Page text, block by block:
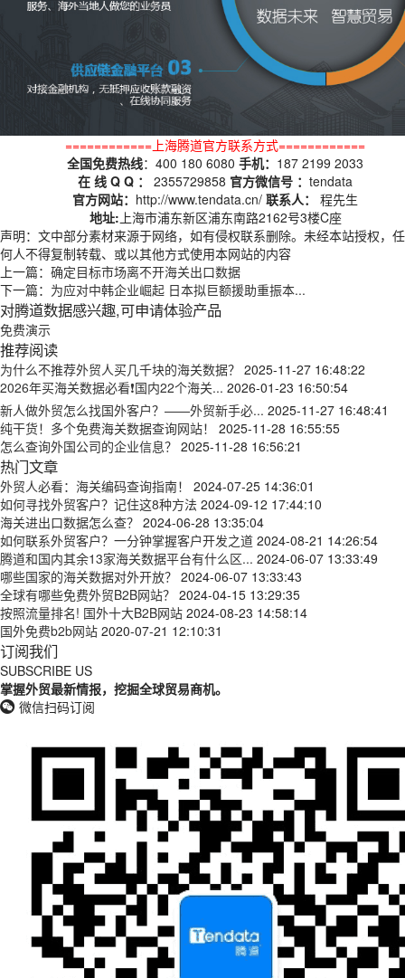
============上海腾道官方联系方式============
全国免费热线：400 180 6080 手机： 187 2199 2033
在 线 Q Q ：
2355729858 官方微信号 ： tendata
官方网站： http://www.tendata.cn/ 联系人：
程先生
地址: 上海市浦东新区浦东南路2162号3楼C座
声明：文中部分素材来源于网络，如有侵权联系删除。未经本站授权，任
何人不得复制转载、或以其他方式使用本网站的内容
上一篇： 确定目标市场离不开海关出口数据
下一篇： 为应对中韩企业崛起 日本拟巨额援助重振本...
对腾道数据感兴趣,可申请体验产品
免费演示
推荐阅读
为什么不推荐外贸人买几千块的海关数据？ 2025-11-27 16:48:22
2026年买海关数据必看❗国内22个海关... 2026-01-23 16:50:54
新人做外贸怎么找国外客户？——外贸新手必... 2025-11-27 16:48:41
纯干货！多个免费海关数据查询网站！
2025-11-28 16:55:55
怎么查询外国公司的企业信息？ 2025-11-28 16:56:21
热门文章
外贸人必看：海关编码查询指南！
2024-07-25 14:36:01
如何寻找外贸客户？记住这8种方法 2024-09-12 17:44:10
海关进出口数据怎么查？ 2024-06-28 13:35:04
如何联系外贸客户？一分钟掌握客户开发之道 2024-08-21 14:26:54
腾道和国内其余13家海关数据平台有什么区... 2024-06-07 13:33:49
哪些国家的海关数据对外开放？ 2024-06-07 13:33:43
全球有哪些免费外贸B2B网站？ 2024-04-15 13:29:35
按照流量排名! 国外十大B2B网站 2024-08-23 14:58:14
国外免费b2b网站 2020-07-21 12:10:31
订阅我们
SUBSCRIBE US
掌握外贸最新情报，挖掘全球贸易商机。
微信扫码订阅